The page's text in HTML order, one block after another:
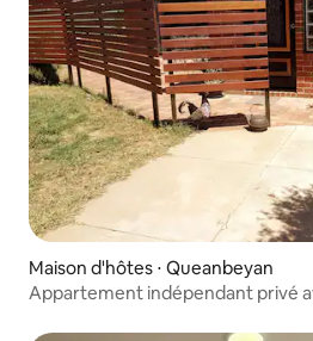
Maison d'hôtes ⋅ Queanbeyan
Appartement indépendant privé